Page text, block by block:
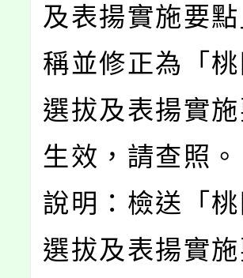
及表揚實施要
稱並修正為「
選拔及表揚實
生效，請查照。
說明：檢送「
選拔及表揚實